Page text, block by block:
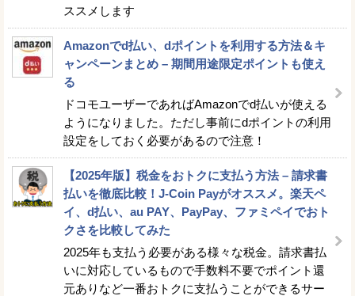
ススメします
Amazonでd払い、dポイントを利用する方法＆キ
ャンペーンまとめ – 期間用途限定ポイントも使え
る
ドコモユーザーであればAmazonでd払いが使える
ようになりました。ただし事前にdポイントの利用
設定をしておく必要があるので注意！
【2025年版】税金をおトクに支払う方法 – 請求書
払いを徹底比較！J-Coin Payがオススメ。楽天ペ
イ、d払い、au PAY、PayPay、ファミペイでおト
クさを比較してみた
2025年も支払う必要がある様々な税金。請求書払
いに対応しているもので手数料不要でポイント還
元ありなど一番おトクに支払うことができるサー